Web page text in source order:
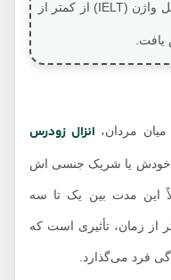
و مدت زمان نهفتگی انزال داخل واژن (IELT) از کمتر از
مردان،انزال زودرس
یا شریک جنسی‌ اش
مدت بین یک تا سه
تأثیری است که
می‌گذارد.